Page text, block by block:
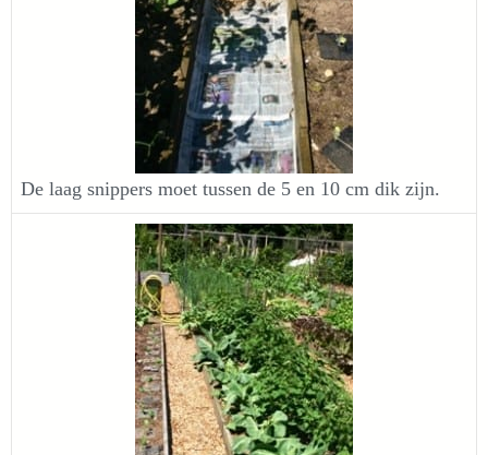
De laag snippers moet tussen de 5 en 10 cm dik zijn.